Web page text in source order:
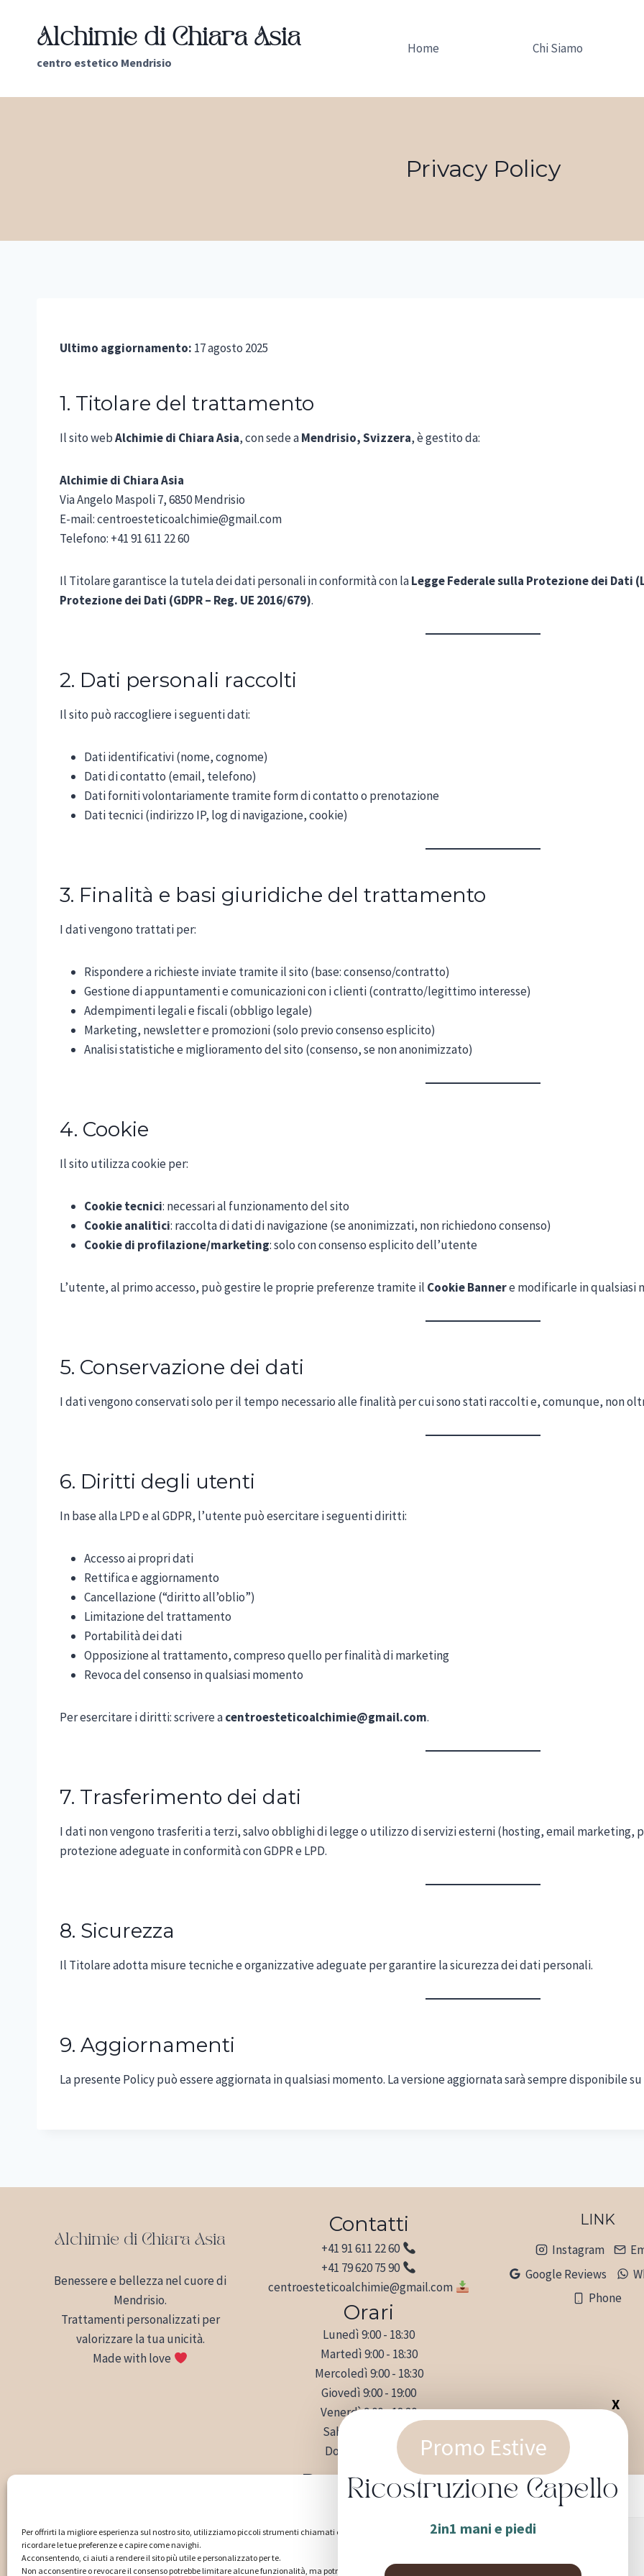
Gestisci il consenso
Per offrirti la migliore esperienza sul nostro sito, utilizziamo piccoli strumenti chiamati cookie per
ricordare le tue preferenze e capire come navighi.
Acconsentendo, ci aiuti a rendere il sito più utile e personalizzato per te.
Non acconsentire o revocare il consenso potrebbe limitare alcune funzionalità, ma potrai comunque
contentAlchimie di Chiara Asia
centro estetico Mendrisio
Home Chi Siamo
Privacy Policy
Ultimo aggiornamento: 17 agosto 2025
1. Titolare del trattamento
Il sito webAlchimie di Chiara Asia, con sede aMendrisio, Svizzera, è gestito da:
Alchimie di Chiara Asia
Via Angelo Maspoli 7, 6850 Mendrisio
E-mail: centroesteticoalchimie@gmail.com
Telefono: +41 91 611 22 60
Il Titolare garantisce la tutela dei dati personali in conformità con laLegge Federale sulla Protezione dei Dati
Protezione dei Dati (GDPR – Reg. UE 2016/679).
2. Dati personali raccolti
Il sito può raccogliere i seguenti dati:
Dati identificativi (nome, cognome)
Dati di contatto (email, telefono)
Dati forniti volontariamente tramite form di contatto o prenotazione
Dati tecnici (indirizzo IP, log di navigazione, cookie)
3. Finalità e basi giuridiche del trattamento
I dati vengono trattati per:
Rispondere a richieste inviate tramite il sito (base: consenso/contratto)
Gestione di appuntamenti e comunicazioni con i clienti (contratto/legittimo interesse)
Adempimenti legali e fiscali (obbligo legale)
Marketing, newsletter e promozioni (solo previo consenso esplicito)
Analisi statistiche e miglioramento del sito (consenso, se non anonimizzato)
4. Cookie
Il sito utilizza cookie per:
Cookie tecnici: necessari al funzionamento del sito
Cookie analitici: raccolta di dati di navigazione (se anonimizzati, non richiedono consenso)
Cookie di profilazione/marketing: solo con consenso esplicito dell’utente
L’utente, al primo accesso, può gestire le proprie preferenze tramite il Cookie Bannere modificarle in qualsiasi
5. Conservazione dei dati
I dati vengono conservati solo per il tempo necessario alle finalità per cui sono stati raccolti e, comunque, non
6. Diritti degli utenti
In base alla LPD e al GDPR, l’utente può esercitare i seguenti diritti:
Accesso ai propri dati
Rettifica e aggiornamento
Cancellazione (“diritto all’oblio”)
Limitazione del trattamento
Portabilità dei dati
Opposizione al trattamento, compreso quello per finalità di marketing
Revoca del consenso in qualsiasi momento
Per esercitare i diritti: scrivere acentroesteticoalchimie@gmail.com.
7. Trasferimento dei dati
I dati non vengono trasferiti a terzi, salvo obblighi di legge o utilizzo di servizi esterni (hosting, email marketing,
protezione adeguate in conformità con GDPR e LPD.
8. Sicurezza
Il Titolare adotta misure tecniche e organizzative adeguate per garantire la sicurezza dei dati personali.
9. Aggiornamenti
La presente Policy può essere aggiornata in qualsiasi momento. La versione aggiornata sarà sempre disponibile
Alchimie di Chiara Asia
Benessere e bellezza nel cuore di
Mendrisio.
Trattamenti personalizzati per
valorizzare la tua unicità.
Made with love
Contatti
+41 91 611 22 60
+41 79 620 75 90
centroesteticoalchimie@gmail.com
Orari
Lunedì 9:00 - 18:30
Martedì 9:00 - 18:30
Mercoledì 9:00 - 18:30
Giovedì 9:00 - 19:00
Venerdì 9:00 - 18:30
Sabato 9:00 - 17:00
Domenica chiuso
Dove Trovarci
LINK
Instagram
Google Reviews
Phone
Promo Estive
Ricostruzione Capello
2in1 mani e piedi